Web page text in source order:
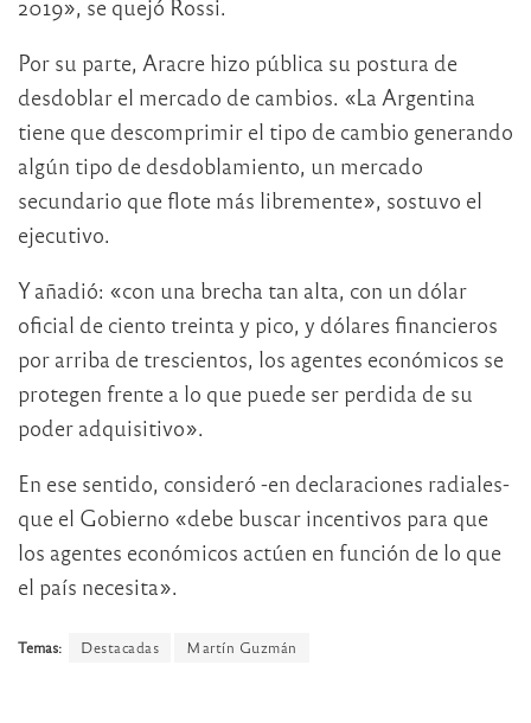
2019», se quejó Rossi.
Por su parte, Aracre hizo pública su postura de
desdoblar el mercado de cambios. «La Argentina
tiene que descomprimir el tipo de cambio generando
algún tipo de desdoblamiento, un mercado
secundario que flote más libremente», sostuvo el
ejecutivo.
Y añadió: «con una brecha tan alta, con un dólar
oficial de ciento treinta y pico, y dólares financieros
por arriba de trescientos, los agentes económicos se
protegen frente a lo que puede ser perdida de su
poder adquisitivo».
En ese sentido, consideró -en declaraciones radiales-
que el Gobierno «debe buscar incentivos para que
los agentes económicos actúen en función de lo que
el país necesita».
Temas: Destacadas Martín Guzmán